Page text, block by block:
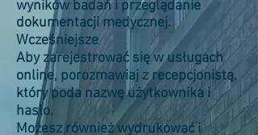
wyników badań i przeglądanie
dokumentacji medycznej.
Wcześniejsze
Aby zarejestrować się w usługach
online, porozmawiaj z recepcjonistą,
który poda nazwę użytkownika i
hasło.
Możesz również wydrukować i